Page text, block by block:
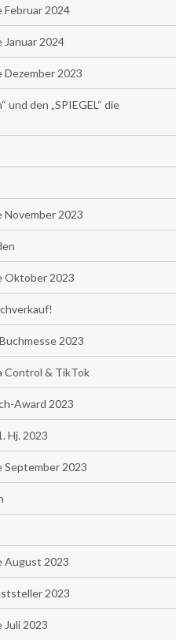
2024
2024
2023
den „SPIEGEL“ die
2023
Oktober 2023
2023
Control & TikTok
Award 2023
Hj. 2023
2023
August 2023
2023
2023